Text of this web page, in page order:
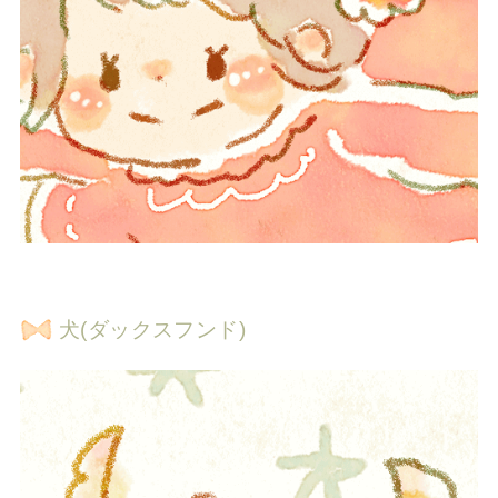
犬(ダックスフンド)